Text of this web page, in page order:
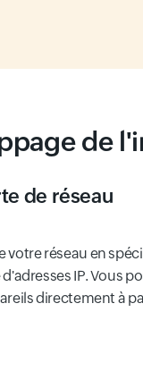
de
de réseau
votre réseau en
IP. Vous
directement à